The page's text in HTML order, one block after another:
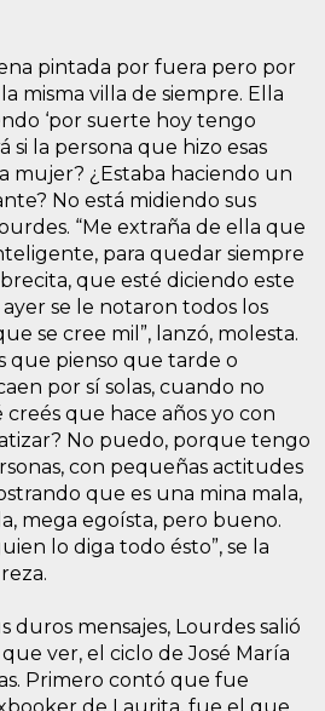
pintada por fuera pero por
misma villa de siempre. Ella
‘por suerte hoy tengo
si la persona que hizo esas
mujer? ¿Estaba haciendo un
No está midiendo sus
“Me extraña de ella que
para quedar siempre
que esté diciendo este
se le notaron todos los
se cree mil”, lanzó, molesta.
que pienso que tarde o
por sí solas, cuando no
que hace años yo con
No puedo, porque tengo
con pequeñas actitudes
que es una mina mala,
mega egoísta, pero bueno.
lo diga todo ésto”, se la
duros mensajes, Lourdes salió
ver, el ciclo de José María
Primero contó que fue
de Laurita, fue el que